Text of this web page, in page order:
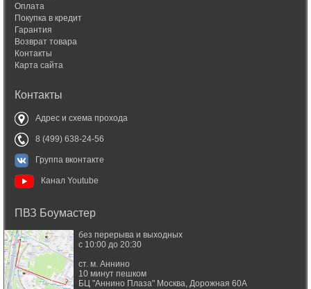
Оплата
Покупка в кредит
Гарантия
Возврат товара
Контакты
Карта сайта
Контакты
Адрес и схема прохода
8 (499) 638-24-56
Группа вконтакте
Канал Youtube
ПВЗ Боумастер
без перерыва и выходных
с 10:00 до 20:30
ст. м. Аннино
10 минут пешком
БЦ "Аннино Плаза" Москва Дорожная 60А